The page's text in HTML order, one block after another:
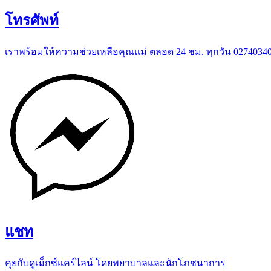
โทรศัพท์
เราพร้อมให้ความช่วยเหลือคุณแม่ ตลอด 24 ชม. ทุกวัน
แชท
คุยกับดูเม็กซ์แคร์ไลน์ โดยพยาบาลและนักโภชนาการ